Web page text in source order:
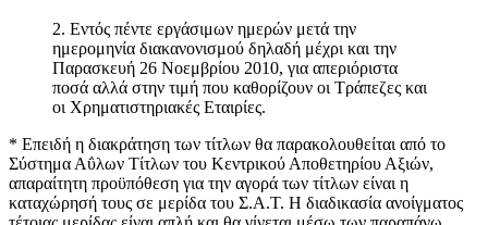
2. Εντός πέντε εργάσιμων ημερών μετά την
ημερομηνία διακανονισμού δηλαδή μέχρι και την
Παρασκευή 26 Νοεμβρίου 2010, για απεριόριστα
ποσά αλλά στην τιμή που καθορίζουν οι Τράπεζες και
οι Χρηματιστηριακές Εταιρίες.
* Επειδή η διακράτηση των τίτλων θα παρακολουθείται από το
Σύστημα Αΰλων Τίτλων του Κεντρικού Αποθετηρίου Αξιών,
απαραίτητη προϋπόθεση για την αγορά των τίτλων είναι η
καταχώρησή τους σε μερίδα του Σ.Α.Τ. H διαδικασία ανοίγματος